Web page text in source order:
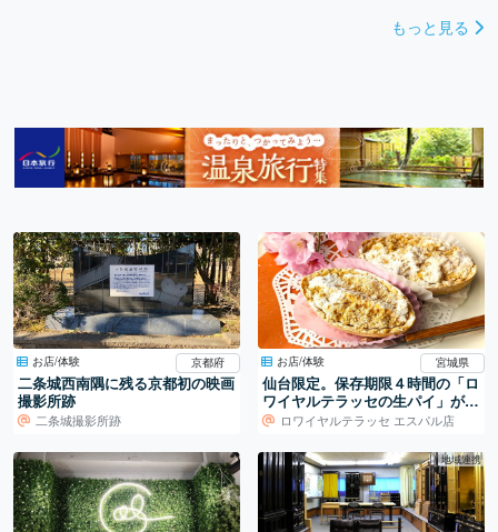
もっと見る
お店/体験 京都府
二条城西南隅に残る京都初の映画
撮影所跡
二条城撮影所跡
お店/体験 宮城県
仙台限定。保存期限４時間の「ロ
ワイヤルテラッセの生パイ」がネ
ットでお取り寄せ可能になりまし
ロワイヤルテラッセ エスパル店
地域連携